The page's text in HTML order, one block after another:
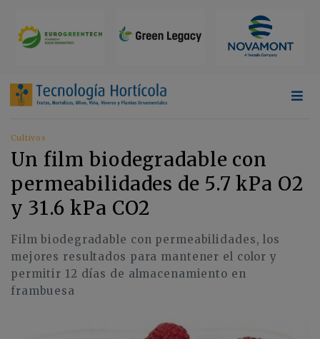
Cultivos
Un film biodegradable con
permeabilidades de 5.7 kPa O2
y 31.6 kPa CO2
Film biodegradable con permeabilidades, los
mejores resultados para mantener el color y
permitir 12 días de almacenamiento en
frambuesa